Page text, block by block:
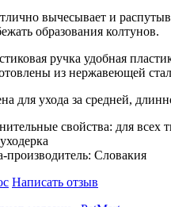
вычесывает и
образования колтунов.
ручка удобная
из нержавеющей
для ухода за средней,
свойства: для всех
производитель: Словакия
Написать отзыв